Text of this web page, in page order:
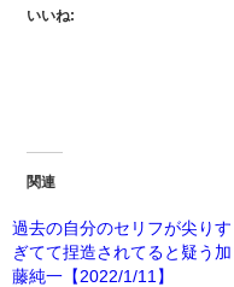
いいね:
関連
過去の自分のセリフが尖りす
ぎてて捏造されてると疑う加
藤純一【2022/1/11】